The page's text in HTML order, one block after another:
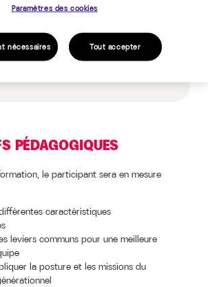
confondus
PÉDAGOGIQUES
le participant sera en mesure
caractéristiques
leviers communs pour une meilleure
la posture et les missions du
Paramètres des cookies
nécessaires Tout accepter